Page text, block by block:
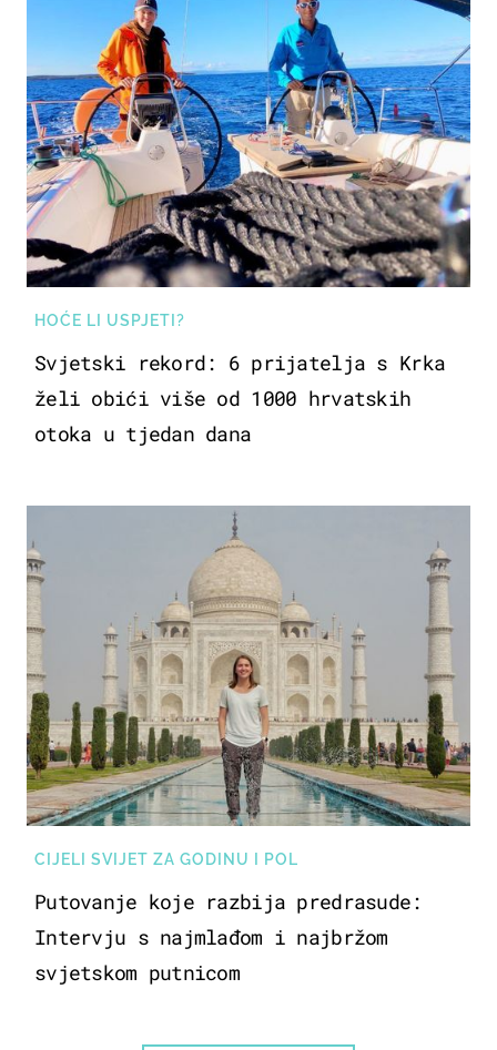
HOĆE LI USPJETI?
Svjetski rekord: 6 prijatelja s Krka
želi obići više od 1000 hrvatskih
otoka u tjedan dana
CIJELI SVIJET ZA GODINU I POL
Putovanje koje razbija predrasude:
Intervju s najmlađom i najbržom
svjetskom putnicom